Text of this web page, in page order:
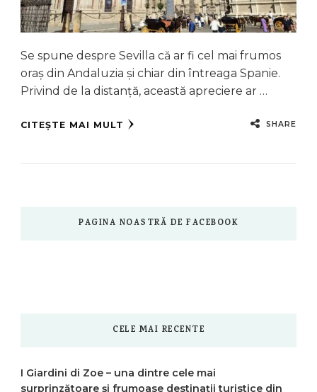
Se spune despre Sevilla că ar fi cel mai frumos
oraș din Andaluzia și chiar din întreaga Spanie.
Privind de la distanță, această apreciere ar …
CITEȘTE MAI MULT SHARE
PAGINA NOASTRĂ DE FACEBOOK
CELE MAI RECENTE
I Giardini di Zoe – una dintre cele mai
surprinzătoare și frumoase destinații turistice din